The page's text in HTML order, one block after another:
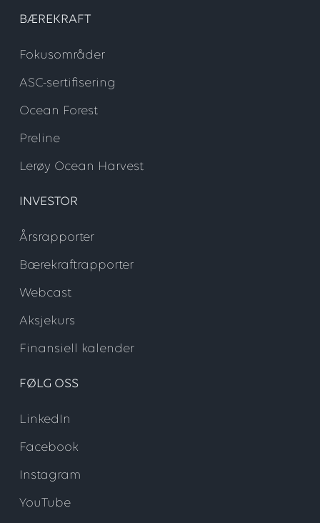
BÆREKRAFT
Fokusområder
ASC-sertifisering
Ocean Forest
Preline
Lerøy Ocean Harvest
INVESTOR
Årsrapporter
Bærekraftrapporter
Webcast
Aksjekurs
Finansiell kalender
FØLG OSS
LinkedIn
Facebook
Instagram
YouTube